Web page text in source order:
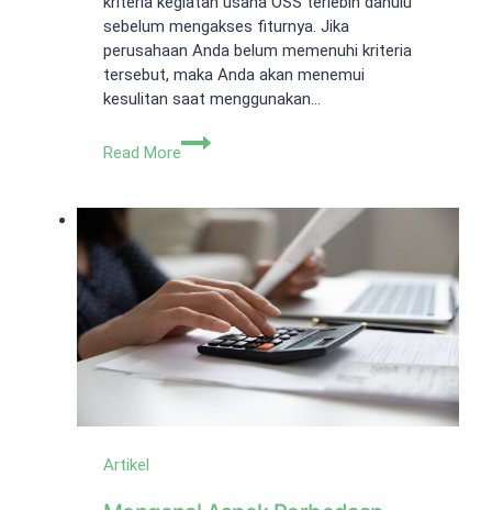
sebelum mengakses fiturnya. Jika
perusahaan Anda belum memenuhi kriteria
tersebut, maka Anda akan menemui
kesulitan saat menggunakan…
Read More
Deskripsi
OSS
Diisi
Apa?
Ini
Kriteria
Terbarunya!
Artikel